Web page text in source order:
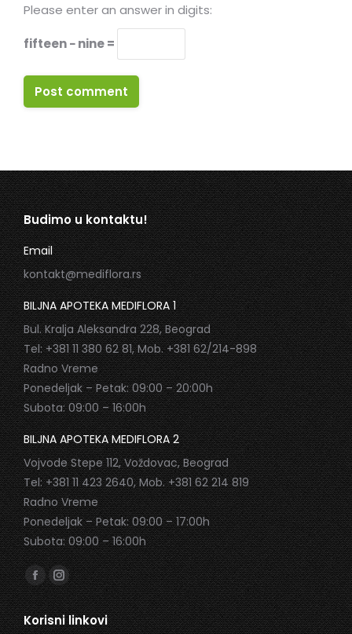
Please enter an answer in digits:
fifteen − nine =
Post comment
Budimo u kontaktu!
Email
kontakt@mediflora.rs
BILJNA APOTEKA MEDIFLORA 1
Bul. Kralja Aleksandra 228, Beograd
Tel: +381 11 380 62 81, Mob. +381 62/214-898
Radno Vreme
Ponedeljak – Petak: 09:00 – 20:00h
Subota: 09:00 – 16:00h
BILJNA APOTEKA MEDIFLORA 2
Vojvode Stepe 112, Voždovac, Beograd
Tel: +381 11 423 2640, Mob. +381 62 214 819
Radno Vreme
Ponedeljak – Petak: 09:00 – 17:00h
Subota: 09:00 – 16:00h
Find us on:
Facebook
page
opens
Instagram
page
opens
Korisni linkovi